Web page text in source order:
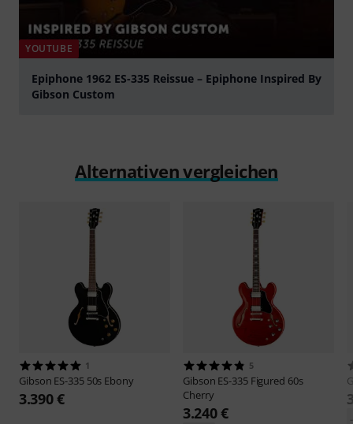
YOUTUBE
Epiphone 1962 ES-335 Reissue – Epiphone Inspired By
Gibson Custom
Alternativen vergleichen
1
Gibson ES-335 50s Ebony
3.390 €
5
Gibson ES-335 Figured 60s
Cherry
3.240 €